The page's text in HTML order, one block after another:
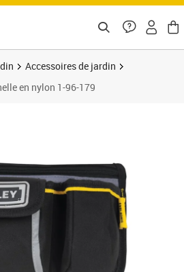
Accessoires de jardin
en nylon 1-96-179